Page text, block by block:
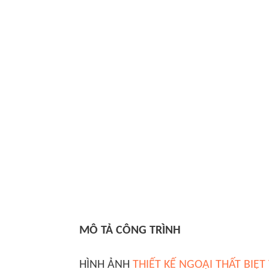
MÔ TẢ CÔNG TRÌNH
HÌNH ẢNH THIẾT KẾ NGOẠI THẤT